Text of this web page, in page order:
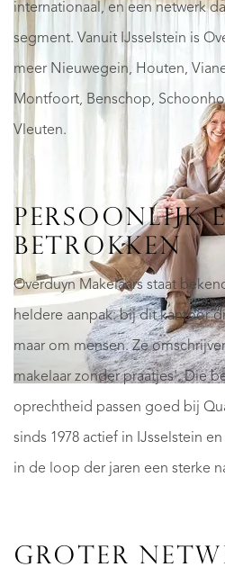
internationaal, en een netwerk
segment. Vanuit IJsselstein is
meer Nieuwegein, Houten,
Montfoort, Benschop,
Vleuten.
PERSOONLIJK
BETROKKEN
Overduyn Makelaars staat
heldere aanpak: bij dit kantoor
maar om mensen. Ze
makelaar zonder praatjes'. Die
oprechtheid passen goed bij
sinds 1978 actief in IJsselstein
in de loop der jaren een sterke
GROTER